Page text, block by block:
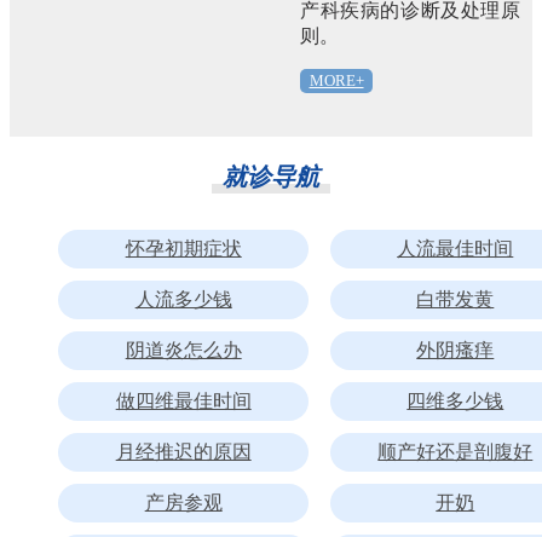
产科疾病的诊断及处理原
则。
MORE+
就诊导航
怀孕初期症状 人流最佳时间
人流多少钱 白带发黄
阴道炎怎么办 外阴瘙痒
做四维最佳时间 四维多少钱
月经推迟的原因 顺产好还是剖腹好
产房参观 开奶